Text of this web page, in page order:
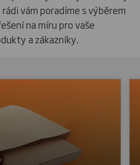
vám poradíme s výběrem
na míru pro vaše
a zákazníky.